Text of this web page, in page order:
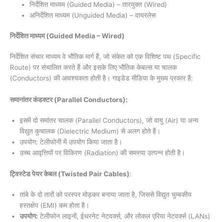
निर्देशित माध्यम (Guided Media) – तारयुक्त (Wired)
अनिर्देशित माध्यम (Unguided Media) – वायरलेस
निर्देशित माध्यम (Guided Media – Wired)
निर्देशित संचार माध्यम वे भौतिक मार्ग हैं, जो संकेत को एक विशिष्ट पथ (Specific
Route) पर संचालित करते हैं और इसके लिए भौतिक केबल्स या चालक
(Conductors) की आवश्यकता होती है। गाइडेड मीडिया के मुख्य प्रकार हैं:
समानांतर कंडक्टर (Parallel Conductors):
इसमें दो समांतर चालक (Parallel Conductors), जो वायु (Air) या अन्य
विद्युत कुचालक (Dielectric Medium) से अलग होते हैं।
उपयोग: टेलीफोनी में उपयोग किया जाता है।
उच्च आवृत्तियों पर विकिरण (Radiation) की समस्या उत्पन्न होती है।
ट्विस्टेड पेयर केबल (Twisted Pair Cables):
तांबे के दो तारों को परस्पर मोड़कर बनाया जाता है, जिससे विद्युत चुम्बकीय
हस्तक्षेप (EMI) कम होता है।
उपयोग: टेलीफोन लाइनों, ईथरनेट नेटवर्क्स, और लोकल एरिया नेटवर्क्स (LANs)